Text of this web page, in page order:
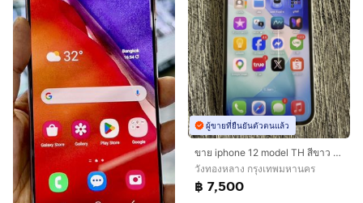
ผู้ขายที่ยืนยันตัวตนแล้ว
ขาย iphone 12 model TH สีขาว 128GB เดิมๆสภาพขาว ใส สวยมาก
วังทองหลาง กรุงเทพมหานคร
฿ 7,500